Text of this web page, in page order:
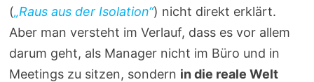
(„Raus aus der Isolation“) nicht direkt erklärt.
Aber man versteht im Verlauf, dass es vor allem
darum geht, als Manager nicht im Büro und in
Meetings zu sitzen, sondern in die reale Welt